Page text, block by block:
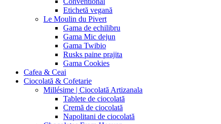
Etichetă vegană
Le Moulin du Pivert
Gama de echilibru
Gama Mic dejun
Gama Twibio
Rusks paine prajita
Gama Cookies
Cafea & Ceai
Ciocolată & Cofetarie
Millésime | Ciocolată Artizanala
Tablete de ciocolată
Cremă de ciocolată
Napolitani de ciocolată